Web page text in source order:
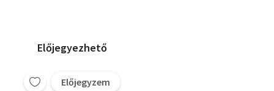
Előjegyezhető
Előjegyzem